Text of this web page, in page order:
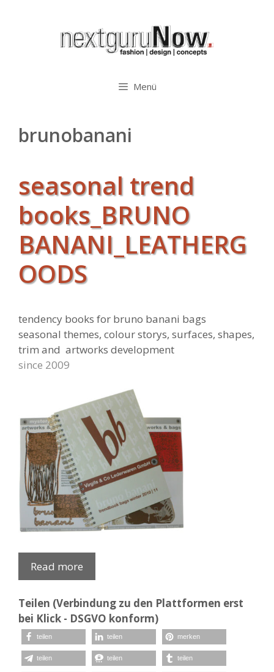
Menü
brunobanani
seasonal trend
books_BRUNO
BANANI_LEATHERG
OODS
tendency books for bruno banani bags
seasonal themes, colour storys, surfaces, shapes,
trim and artworks development
since 2009
Read more
Teilen (Verbindung zu den Plattformen erst
bei Klick - DSGVO konform)
teilen teilen merken
teilen teilen teilen